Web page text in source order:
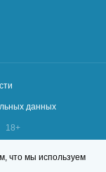
данных
18+
что мы используем